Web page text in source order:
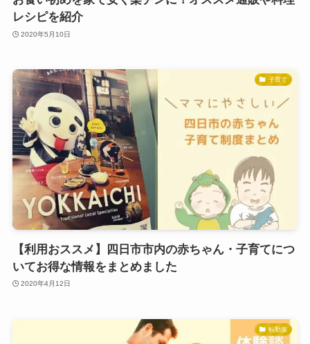
レシピを紹介
2020年5月10日
子育て
【利用おススメ】四日市市内の赤ちゃん・子育てにつ
いてお得な情報をまとめました
2020年4月12日
転勤族